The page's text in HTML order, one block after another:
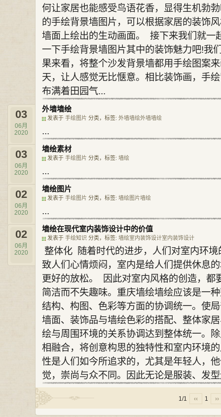
何让家居也能感受鸟语花香，显得生机勃
的手绘背景墙图片，可以根据家居的装饰
墙面上绘出的生动画面。 接下来我们就一
一下手绘背景墙图片其中的装饰魅力吧!我
果来看，将整个沙发背景墙都用手绘图案
天，让人感觉无比惬意。相比装饰画，手
布满着田园气...
外墙墙绘
发表于 手绘图片 分类，标签: 外墙墙绘外墙墙绘
03
06月
2020
...
墙绘素材
发表于 手绘图片 分类，标签: 墙绘
03
06月
2020
...
墙绘图片
发表于 手绘图片 分类，标签: 墙绘图片墙绘
02
06月
2020
...
墙绘在现代室内装饰设计中的价值
发表于 手绘知识 分类，标签: 墙绘室内装饰设计室内装饰设计
02
06月
2020
整体化 随着时代的进步，人们对室内环
致人们心情烦闷，室内是给人们提供休息
更好的放松。 因此对室内风格的创造，都
简洁而不失趣味。重庆墙绘墙绘应该是一
结构、构图、色彩等方面的协调统一。使
墙面、装饰品与墙绘色彩的搭配、整体家
绘与周围环境的关系协调达到整体统一。
相融合，将创意构思的独特性和室内环境
性是人们如今所追求的，尤其是年轻人，
觉，崇尚与众不同。因此无论是服装、发
1/1 ‹‹ 1 ››